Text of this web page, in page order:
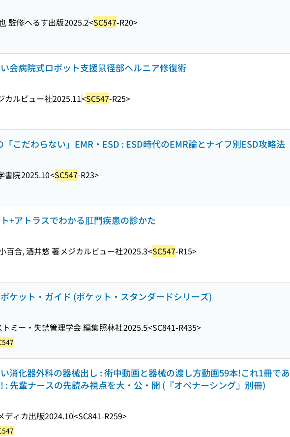
監修へるす出版2025.2<SC547-R20>
会病院式ロボット支援鼠径部ヘルニア修復術
カルビュー社2025.11<SC547-R25>
こだわらない」EMR・ESD : ESD時代のEMR論とナイフ別ESD攻略法
書院2025.10<SC547-R23>
+アトラスでわかる肛門疾患の診かた
百合, 酒井悠 著メジカルビュー社2025.3<SC547-R15>
ケット・ガイド (ポケット・スタンダードシリーズ)
ミー・失禁管理学会 編集照林社2025.5<SC841-R435>
消化器外科の器械出し : 術中動画と器械の渡し方動画59本!これ1冊で
: 先輩ナースの先読み視点を大・公・開 (『オペナーシング』別冊)
ディカ出版2024.10<SC841-R259>